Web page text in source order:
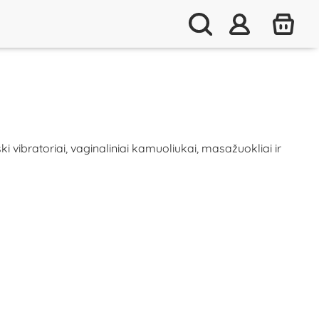
vibratoriai, vaginaliniai kamuoliukai, masažuokliai ir